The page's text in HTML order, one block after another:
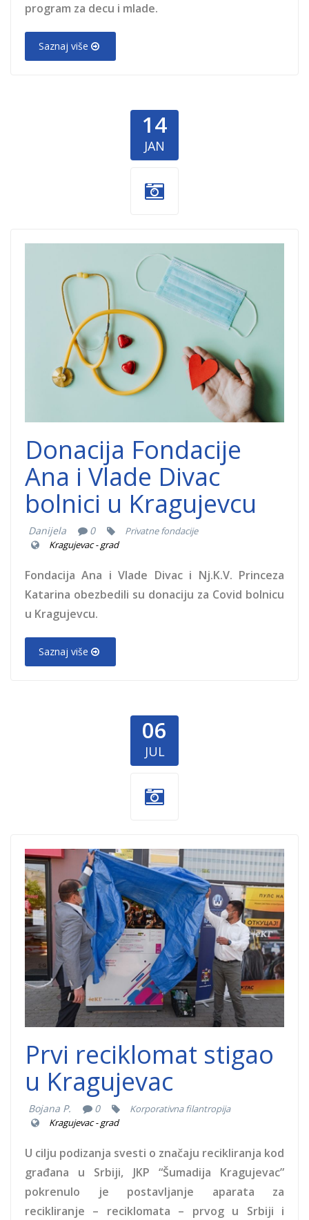
program za decu i mlade.
Saznaj više
14
JAN
donacija-
koronavirus.jpg
Donacija Fondacije
Ana i Vlade Divac
bolnici u Kragujevcu
Danijela 0
Privatne fondacije
Kragujevac - grad
Fondacija Ana i Vlade Divac i Nj.K.V. Princeza
Katarina obezbedili su donaciju za Covid bolnicu
u Kragujevcu.
Saznaj više
06
JUL
Globaltel-
reciklomat.jpg
Prvi reciklomat stigao
u Kragujevac
Bojana P. 0
Korporativna filantropija
Kragujevac - grad
U cilju podizanja svesti o značaju recikliranja kod
građana u Srbiji, JKP “Šumadija Kragujevac”
pokrenulo je postavljanje aparata za
recikliranje – reciklomata – prvog u Srbiji i